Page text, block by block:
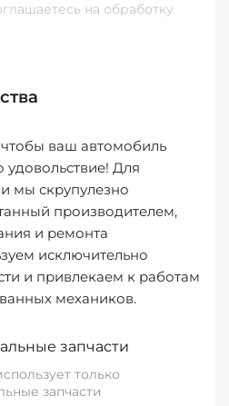
на обработку
ваш автомобиль
удовольствие! Для
мы скрупулезно
производителем,
и ремонта
исключительно
и привлекаем к работам
механиков.
запчасти
только
запчасти